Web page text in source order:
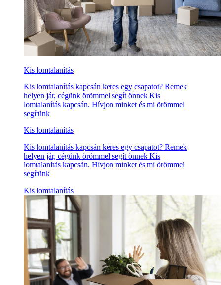
Kis lomtalanítás
Kis lomtalanítás kapcsán keres egy csapatot? Remek
helyen jár, cégünk örömmel segít önnek Kis
lomtalanítás kapcsán. Hívjon minket és mi örömmel
segítünk
Kis lomtalanítás
Kis lomtalanítás kapcsán keres egy csapatot? Remek
helyen jár, cégünk örömmel segít önnek Kis
lomtalanítás kapcsán. Hívjon minket és mi örömmel
segítünk
Kis lomtalanítás